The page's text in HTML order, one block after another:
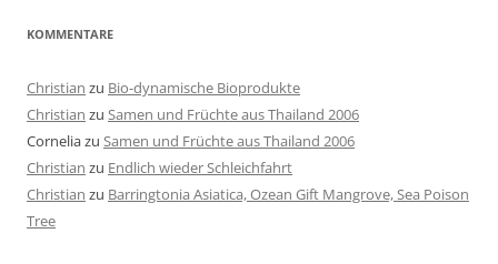
KOMMENTARE
Christian zu Bio-dynamische Bioprodukte
Christian zu Samen und Früchte aus Thailand 2006
Corneliazu Samen und Früchte aus Thailand 2006
Christian zu Endlich wieder Schleichfahrt
Christian zu Barringtonia Asiatica, Ozean Gift Mangrove, Sea Poison
Tree